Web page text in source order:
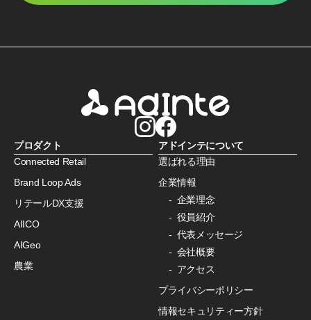
プロダクト
Connected Retail
Brand Loop Ads
リテールDX支援
AIICO
AIGeo
農業
アドインテについて
選ばれる理由
企業情報
企業理念
役員紹介
代表メッセージ
会社概要
アクセス
プライバシーポリシー
情報セキュリティー方針